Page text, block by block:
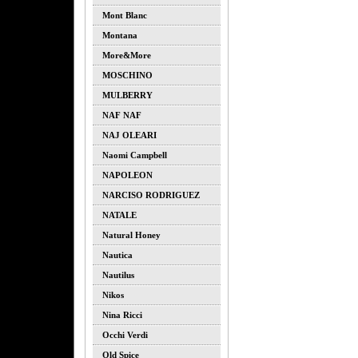
Mont Blanc
Montana
More&more
MOSCHINO
MULBERRY
NAF NAF
NAJ OLEARI
Naomi Campbell
NAPOLEON
NARCISO RODRIGUEZ
NATALE
Natural Honey
Nautica
Nautilus
Nikos
Nina Ricci
Occhi Verdi
Old Spice